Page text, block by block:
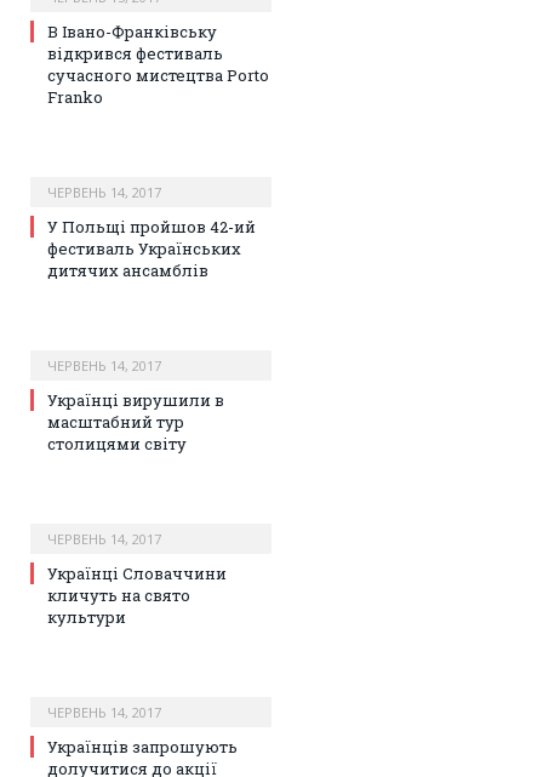
В Івано-Франківську
відкрився фестиваль
сучасного мистецтва Porto
Frankо
ЧЕРВЕНЬ 14, 2017
У Польщі пройшов 42-ий
фестиваль Українських
дитячих ансамблів
ЧЕРВЕНЬ 14, 2017
Українці вирушили в
масштабний тур
столицями світу
ЧЕРВЕНЬ 14, 2017
Українці Словаччини
кличуть на свято
культури
ЧЕРВЕНЬ 14, 2017
Українців запрошують
долучитися до акції